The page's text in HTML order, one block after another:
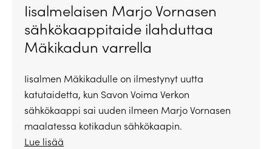
Iisalmelaisen Marjo Vornasen
sähkökaappitaide ilahduttaa
Mäkikadun varrella
Iisalmen Mäkikadulle on ilmestynyt uutta
katutaidetta, kun Savon Voima Verkon
sähkökaappi sai uuden ilmeen Marjo Vornasen
maalatessa kotikadun sähkökaapin.
Lue lisää